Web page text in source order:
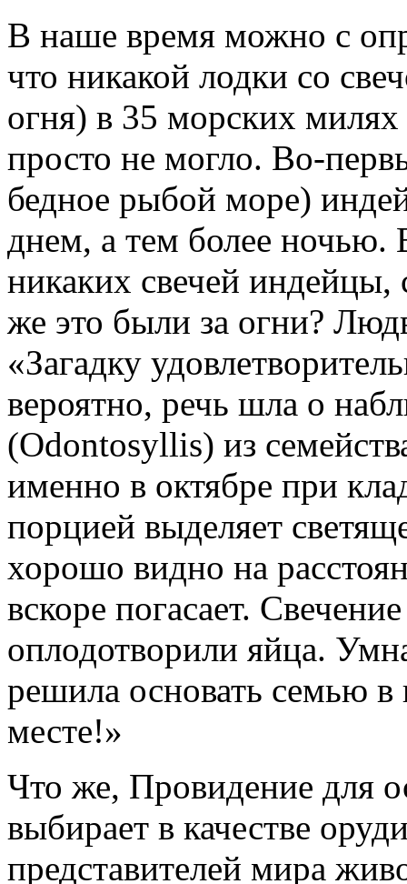
В наше время можно с
что никакой лодки со
огня) в 35 морских
просто не могло. Во-
бедное рыбой море)
днем, а тем более ночью.
никаких свечей
же это были за огни?
«Загадку
вероятно, речь шла о
(Odontosyllis) из
именно в октябре при
порцией выделяет
хорошо видно на
вскоре погасает.
оплодотворили яйца.
решила основать семью
месте!»
Что же, Провидение для
выбирает в качестве
представителей мира